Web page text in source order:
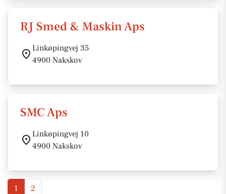
RJ Smed & Maskin Aps
Linkøpingvej 35
4900 Nakskov
SMC Aps
Linkøpingvej 10
4900 Nakskov
1 2